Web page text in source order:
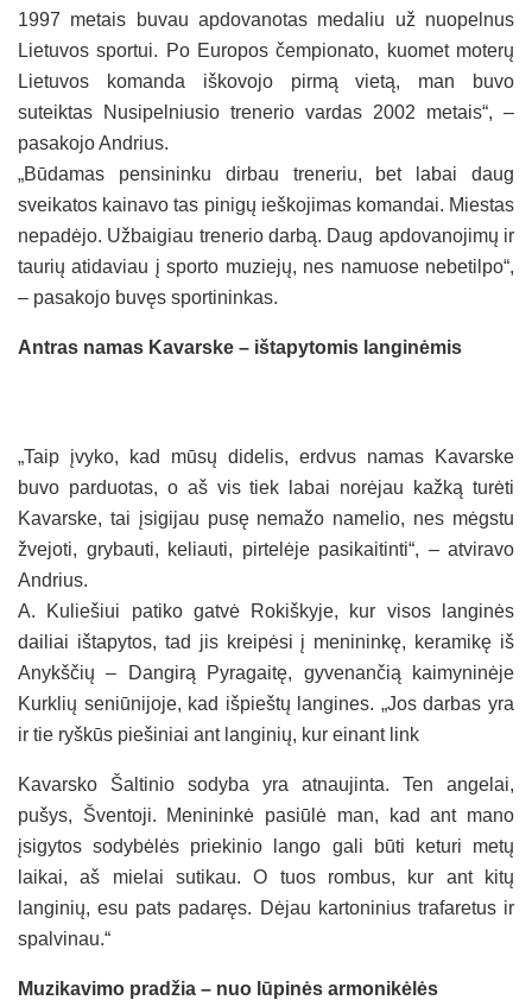
1997 metais buvau apdovanotas medaliu už nuopelnus
Lietuvos sportui. Po Europos čempionato, kuomet moterų
Lietuvos komanda iškovojo pirmą vietą, man buvo
suteiktas Nusipelniusio trenerio vardas 2002 metais“, –
pasakojo Andrius.
„Būdamas pensininku dirbau treneriu, bet labai daug
sveikatos kainavo tas pinigų ieškojimas komandai. Miestas
nepadėjo. Užbaigiau trenerio darbą. Daug apdovanojimų ir
taurių atidaviau į sporto muziejų, nes namuose nebetilpo“,
– pasakojo buvęs sportininkas.
Antras namas Kavarske – ištapytomis langinėmis
„Taip įvyko, kad mūsų didelis, erdvus namas Kavarske
buvo parduotas, o aš vis tiek labai norėjau kažką turėti
Kavarske, tai įsigijau pusę nemažo namelio, nes mėgstu
žvejoti, grybauti, keliauti, pirtelėje pasikaitinti“, – atviravo
Andrius.
A. Kuliešiui patiko gatvė Rokiškyje, kur visos langinės
dailiai ištapytos, tad jis kreipėsi į menininkę, keramikę iš
Anykščių – Dangirą Pyragaitę, gyvenančią kaimyninėje
Kurklių seniūnijoje, kad išpieštų langines. „Jos darbas yra
ir tie ryškūs piešiniai ant langinių, kur einant link
Kavarsko Šaltinio sodyba yra atnaujinta. Ten angelai,
pušys, Šventoji. Menininkė pasiūlė man, kad ant mano
įsigytos sodybėlės priekinio lango gali būti keturi metų
laikai, aš mielai sutikau. O tuos rombus, kur ant kitų
langinių, esu pats padaręs. Dėjau kartoninius trafaretus ir
spalvinau.“
Muzikavimo pradžia – nuo lūpinės armonikėlės